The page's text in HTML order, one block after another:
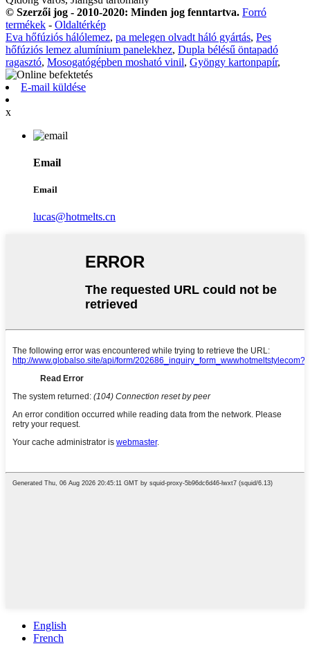
© Szerzői jog - 2010-2020: Minden jog fenntartva. Forró
termékek - Oldaltérkép
Eva hőfúziós hálólemez, pa melegen olvadt háló gyártás, Pes
hőfúziós lemez alumínium panelekhez, Dupla bélésű öntapadó
ragasztó, Mosogatógépben mosható vinil, Gyöngy kartonpapír,
E-mail küldése
x
Email
Email
lucas@hotmelts.cn
English
French